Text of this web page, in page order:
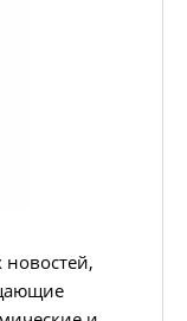
новостей,